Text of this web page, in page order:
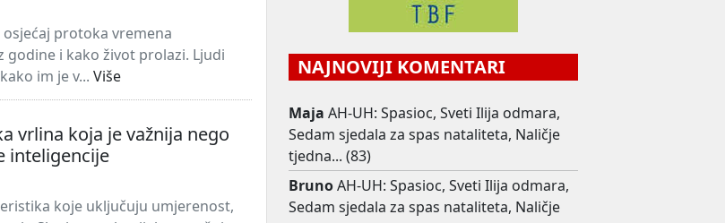
protoka vremena
godine i kako život prolazi. Ljudi
im je v... Više
vrlina koja je važnija nego
inteligencije
koje uključuju umjerenost,
NAJNOVIJI KOMENTARI
Maja AH-UH: Spasioc, Sveti Ilija odmara,
Sedam sjedala za spas nataliteta, Naličje
tjedna... (83)
BrunoAH-UH: Spasioc, Sveti Ilija odmara,
Sedam sjedala za spas nataliteta, Naličje